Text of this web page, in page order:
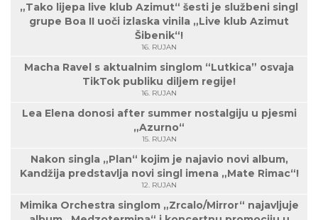
„Tako lijepa live klub Azimut“ šesti je službeni singl
grupe Boa II uoči izlaska vinila „Live klub Azimut
Šibenik“!
16. RUJAN
Macha Ravel s aktualnim singlom “Lutkica” osvaja
TikTok publiku diljem regije!
16. RUJAN
Lea Elena donosi after summer nostalgiju u pjesmi
„Azurno“
15. RUJAN
Nakon singla „Plan“ kojim je najavio novi album,
Kandžija predstavlja novi singl imena „Mate Rimac“!
12. RUJAN
Mimika Orchestra singlom „Zrcalo/Mirror“ najavljuje